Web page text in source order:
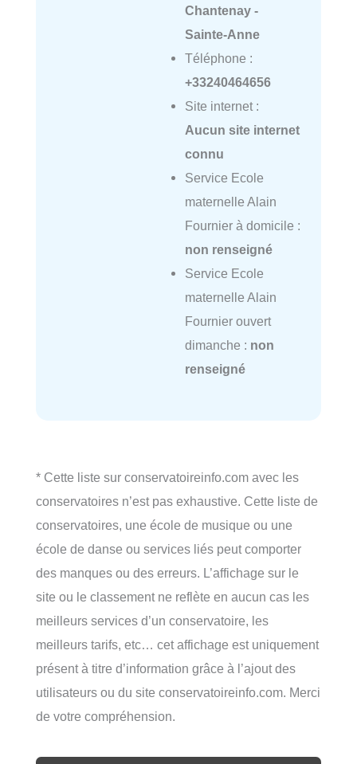
Chantenay -
Sainte-Anne
Téléphone :
+33240464656
Site internet :
Aucun site internet
connu
Service Ecole
maternelle Alain
Fournier à domicile :
non renseigné
Service Ecole
maternelle Alain
Fournier ouvert
dimanche : non
renseigné
* Cette liste sur conservatoireinfo.com avec les
conservatoires n’est pas exhaustive. Cette liste de
conservatoires, une école de musique ou une
école de danse ou services liés peut comporter
des manques ou des erreurs. L’affichage sur le
site ou le classement ne reflète en aucun cas les
meilleurs services d’un conservatoire, les
meilleurs tarifs, etc… cet affichage est uniquement
présent à titre d’information grâce à l’ajout des
utilisateurs ou du site conservatoireinfo.com. Merci
de votre compréhension.